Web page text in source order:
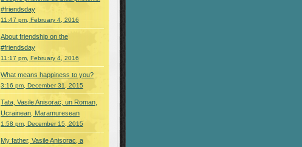
#friendsday
11:47 pm, February 4, 2016
About friendship on the
#friendsday
11:17 pm, February 4, 2016
What means happiness to you?
3:16 pm, December 31, 2015
Tata, Vasile Anisorac, un Roman,
Ucrainean, Maramuresean
1:58 pm, December 15, 2015
My father, Vasile Anisorac, a